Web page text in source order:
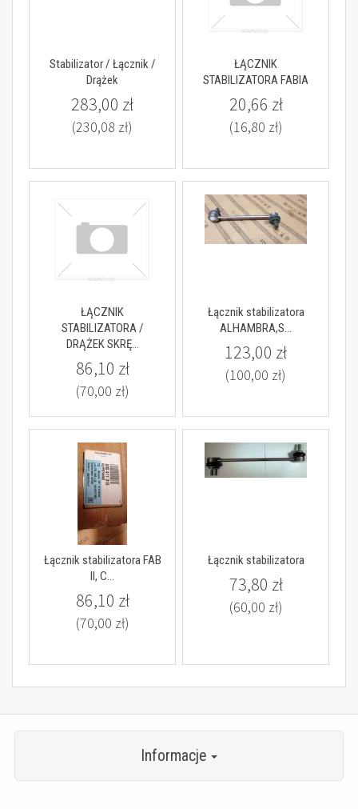
Stabilizator / Łącznik /
Drążek
283,00 zł
(230,08 zł)
ŁĄCZNIK
STABILIZATORA FABIA
20,66 zł
(16,80 zł)
ŁĄCZNIK
STABILIZATORA /
DRĄŻEK SKRĘ...
86,10 zł
(70,00 zł)
Łącznik stabilizatora
ALHAMBRA,S...
123,00 zł
(100,00 zł)
Łącznik stabilizatora FAB
II, C...
86,10 zł
(70,00 zł)
Łącznik stabilizatora
73,80 zł
(60,00 zł)
Informacje